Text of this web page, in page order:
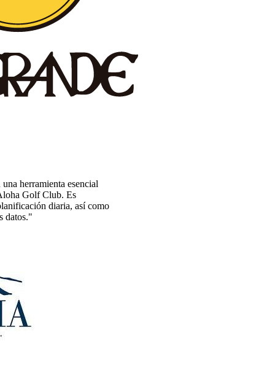
herramienta esencial
Golf Club. Es
diaria, así como
datos."